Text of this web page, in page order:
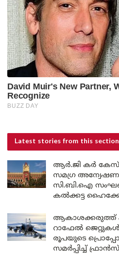
Latest stories from this section
ആർ.ജി കർ കേസ്:
സമഗ്ര
സി.ബി.ഐ
കൽക്കട്ട
ആകാശക്കരുത്ത്
റാഫേൽ
രൂപയുടെ
സമർപ്പിച്ച് ഫ്രാൻസ്